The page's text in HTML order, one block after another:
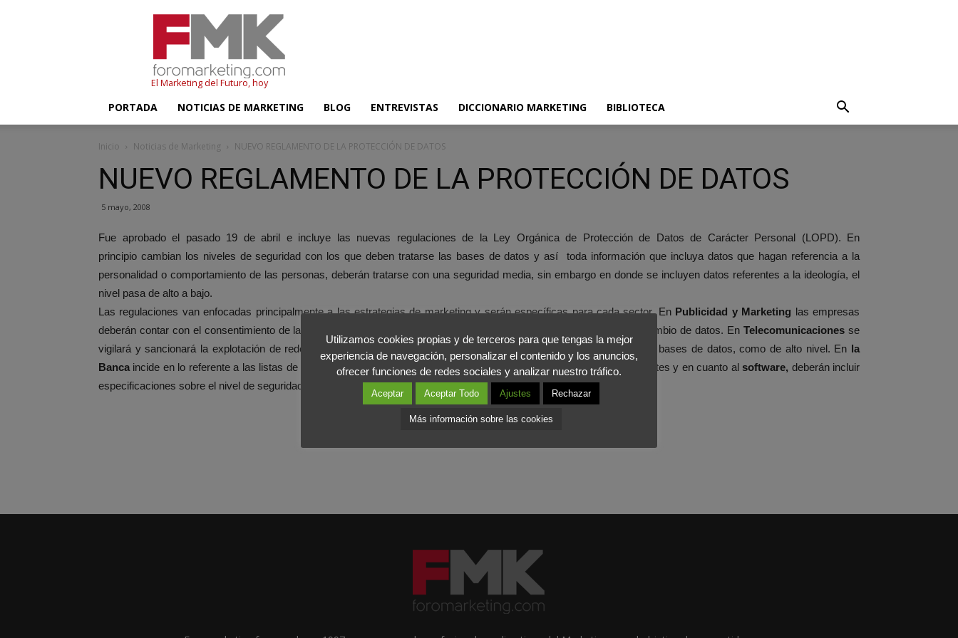
El Marketing del Futuro, hoy
PORTADA NOTICIAS DE MARKETING BLOG ENTREVISTAS DICCIONARIO MARKETING BIBLIOTECA
Inicio Noticias de Marketing NUEVO REGLAMENTO DE LA PROTECCIÓN DE DATOS
NUEVO REGLAMENTO DE LA PROTECCIÓN DE DATOS
5 mayo, 2008
Fue aprobado el pasado 19 de abril e incluye las nuevas regulaciones de la Ley Orgánica de Protección de Datos de Carácter Personal (LOPD). En
principio cambian los niveles de seguridad con los que deben tratarse las bases de datos y así toda información que incluya datos que hagan referencia a la
personalidad o comportamiento de las personas, deberán tratarse con una seguridad media, sin embargo en donde se incluyen datos referentes a la ideología, el
nivel pasa de alto a bajo.
Las regulaciones van enfocadas principalmente a las estrategias de marketing y serán específicas para cada sector. En Publicidad y Marketing las empresas
deberán contar con el consentimiento de las personas para recibir anuncios y estarán obligadas a informar del intercambio de datos. EnTelecomunicaciones se
vigilará y sancionará la explotación de redes públicas de comunicaciones, siendo considerada la información de sus bases de datos, como de alto nivel. En la
Banca incide en lo referente a las listas de morosos y bases de datos de solvencia patrimonial y de crédito de los clientes y en cuanto alsoftware, deberán incluir
especificaciones sobre el nivel de seguridad de los programas destinados a la recopilación de datos personales.
Utilizamos cookies propias y de terceros para que tengas la mejor
experiencia de navegación, personalizar el contenido y los anuncios,
ofrecer funciones de redes sociales y analizar nuestro tráfico.
Aceptar Aceptar Todo Ajustes Rechazar
Más información sobre las cookies